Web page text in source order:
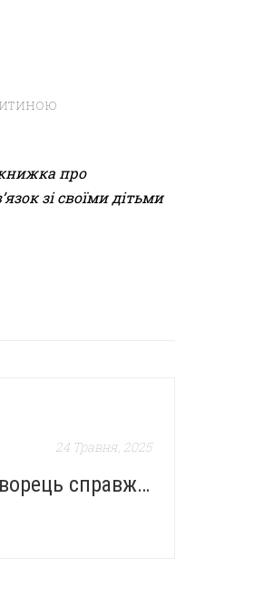
книжка про
зі своїми дітьми
24 Травня, 2025
Джулія Ротман — творець справжніх книг-шедеврів